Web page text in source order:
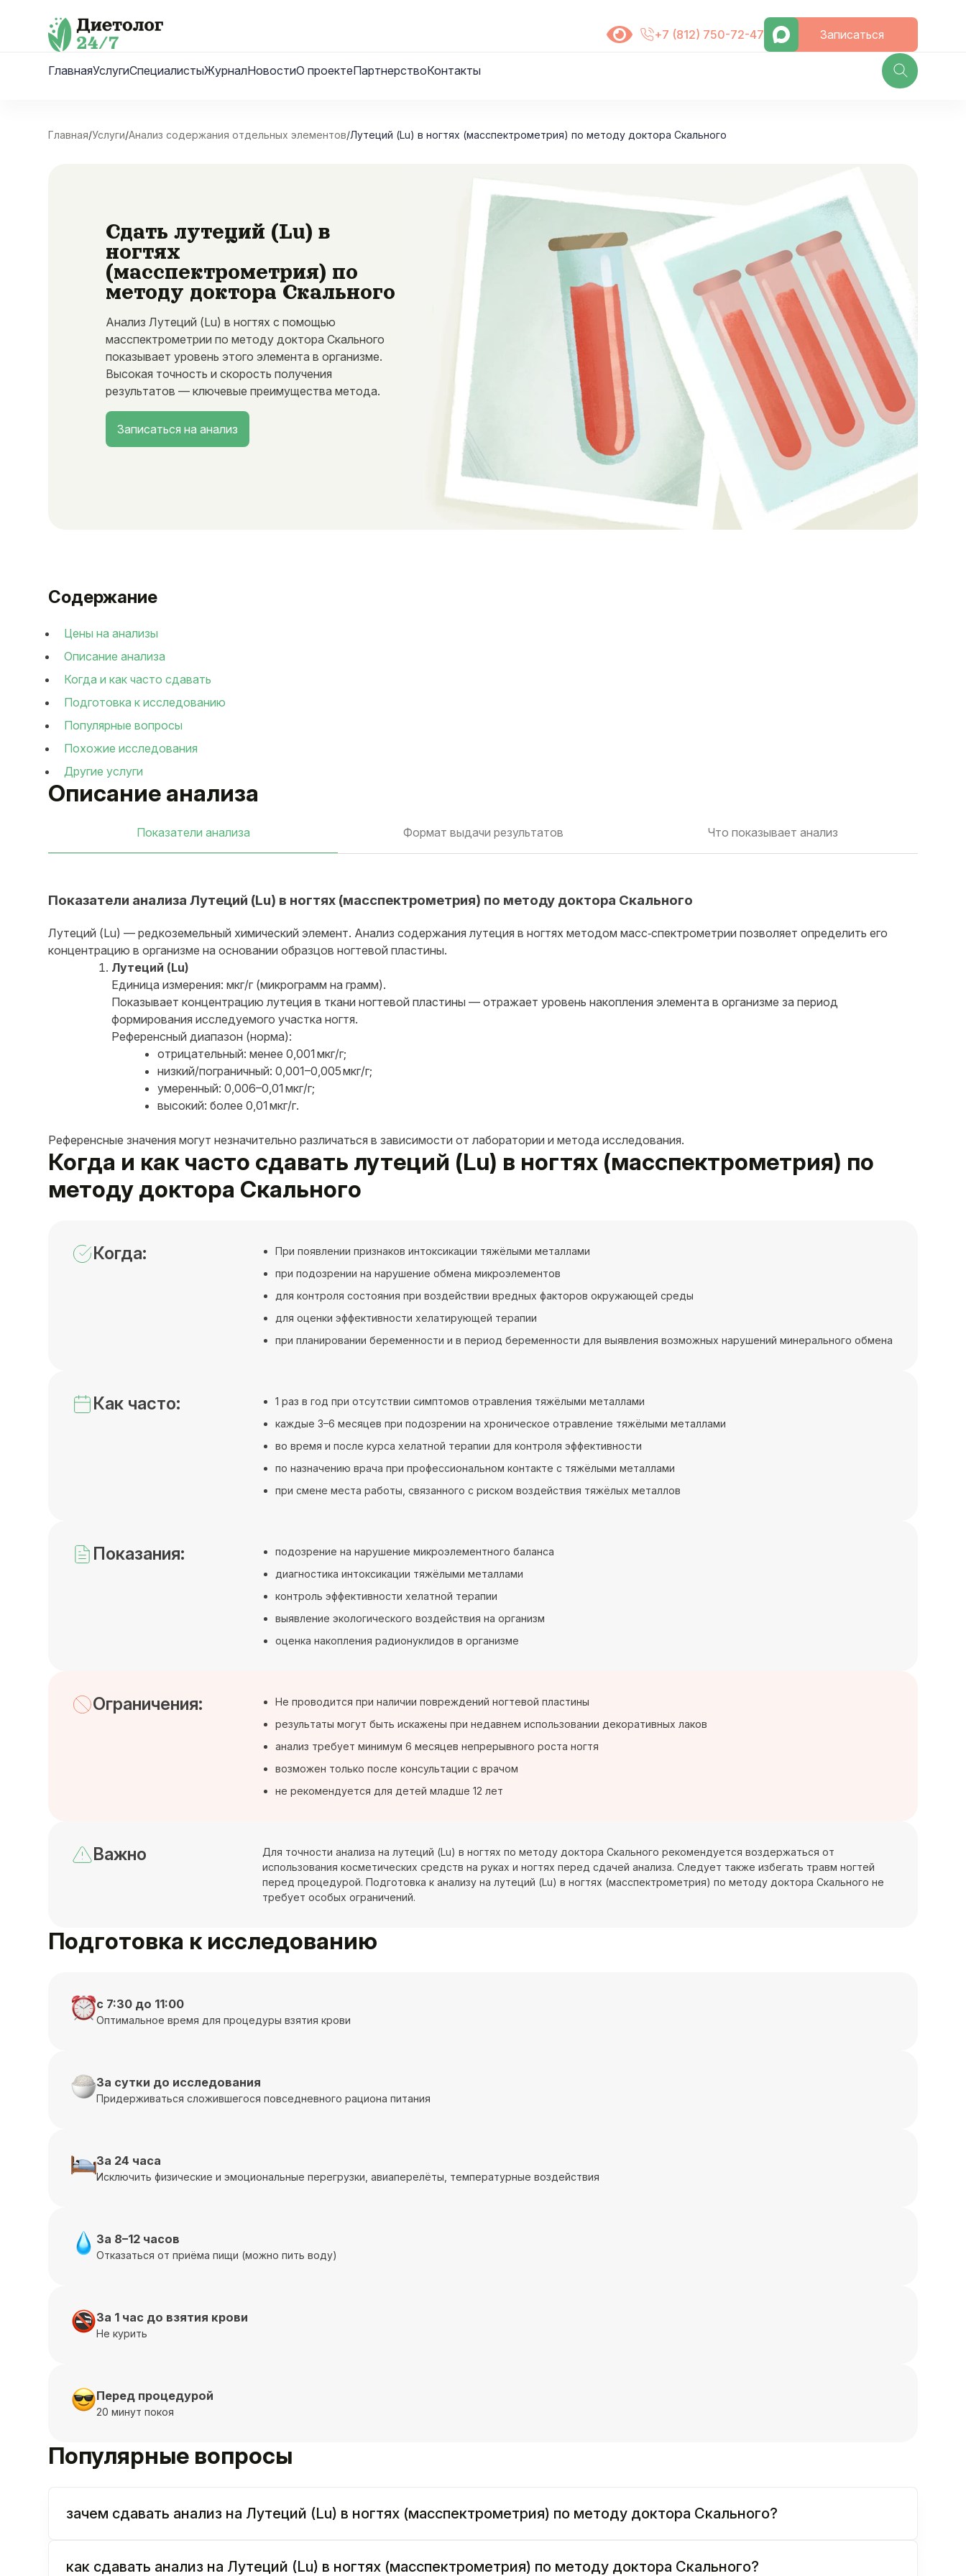
+7 (812) 750-72-47 Записаться
ГлавнаяУслугиСпециалистыЖурналНовостиО проектеПартнерствоКонтакты
Главная/Услуги/Анализ содержания отдельных элементов/Лутеций (Lu) в ногтях (масспектрометрия) по методу доктора Скального
Сдать лутеций (Lu) в
ногтях
(масспектрометрия) по
методу доктора Скального
Анализ Лутеций (Lu) в ногтях с помощью
масспектрометрии по методу доктора Скального
показывает уровень этого элемента в организме.
Высокая точность и скорость получения
результатов — ключевые преимущества метода.
Записаться на анализ
Описание анализа
Показатели анализа Формат выдачи результатов Что показывает анализ
Показатели анализа Лутеций (Lu) в ногтях (масспектрометрия) по методу доктора Скального
Лутеций (Lu) — редкоземельный химический элемент. Анализ содержания лутеция в ногтях методом масс‑спектрометрии позволяет определить его
концентрацию в организме на основании образцов ногтевой пластины.
Лутеций (Lu)
Единица измерения: мкг/г (микрограмм на грамм).
Показывает концентрацию лутеция в ткани ногтевой пластины — отражает уровень накопления элемента в организме за период
формирования исследуемого участка ногтя.
Референсный диапазон (норма):
отрицательный: менее 0,001 мкг/г;
низкий/пограничный: 0,001–0,005 мкг/г;
умеренный: 0,006–0,01 мкг/г;
высокий: более 0,01 мкг/г.
Референсные значения могут незначительно различаться в зависимости от лаборатории и метода исследования.
Когда и как часто сдавать лутеций (Lu) в ногтях (масспектрометрия) по
методу доктора Скального
Когда:
При появлении признаков интоксикации тяжёлыми металлами
при подозрении на нарушение обмена микроэлементов
для контроля состояния при воздействии вредных факторов окружающей среды
для оценки эффективности хелатирующей терапии
при планировании беременности и в период беременности для выявления возможных нарушений минерального обмена
Как часто:
1 раз в год при отсутствии симптомов отравления тяжёлыми металлами
каждые 3–6 месяцев при подозрении на хроническое отравление тяжёлыми металлами
во время и после курса хелатной терапии для контроля эффективности
по назначению врача при профессиональном контакте с тяжёлыми металлами
при смене места работы, связанного с риском воздействия тяжёлых металлов
Показания:
подозрение на нарушение микроэлементного баланса
диагностика интоксикации тяжёлыми металлами
контроль эффективности хелатной терапии
выявление экологического воздействия на организм
оценка накопления радионуклидов в организме
Ограничения:
Не проводится при наличии повреждений ногтевой пластины
результаты могут быть искажены при недавнем использовании декоративных лаков
анализ требует минимум 6 месяцев непрерывного роста ногтя
возможен только после консультации с врачом
не рекомендуется для детей младше 12 лет
Важно
Для точности анализа на лутеций (Lu) в ногтях по методу доктора Скального рекомендуется воздержаться от
использования косметических средств на руках и ногтях перед сдачей анализа. Следует также избегать травм ногтей
перед процедурой. Подготовка к анализу на лутеций (Lu) в ногтях (масспектрометрия) по методу доктора Скального не
требует особых ограничений.
Подготовка к исследованию
с 7:30 до 11:00
Оптимальное время для процедуры взятия крови
За сутки до исследования
Придерживаться сложившегося повседневного рациона питания
За 24 часа
Исключить физические и эмоциональные перегрузки, авиаперелёты, температурные воздействия
За 8–12 часов
Отказаться от приёма пищи (можно пить воду)
За 1 час до взятия крови
Не курить
Перед процедурой
20 минут покоя
Популярные вопросы
зачем сдавать анализ на Лутеций (Lu) в ногтях (масспектрометрия) по методу доктора Скального?
как сдавать анализ на Лутеций (Lu) в ногтях (масспектрометрия) по методу доктора Скального?
Содержание
Цены на анализы
Описание анализа
Когда и как часто сдавать
Подготовка к исследованию
Популярные вопросы
Похожие исследования
Другие услуги